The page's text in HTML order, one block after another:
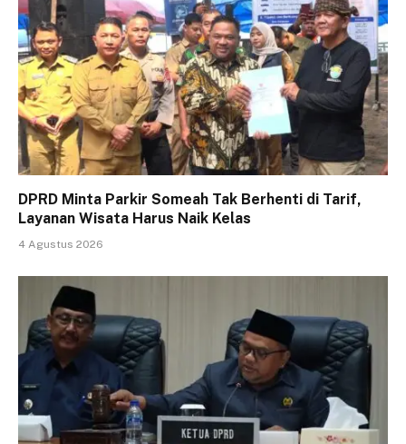
DPRD Minta Parkir Someah Tak Berhenti di Tarif,
Layanan Wisata Harus Naik Kelas
4 Agustus 2026